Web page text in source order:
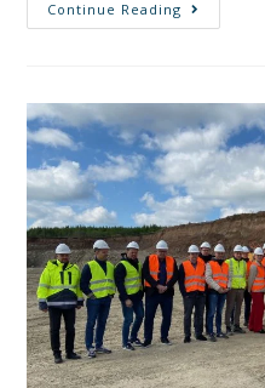
Continue Reading